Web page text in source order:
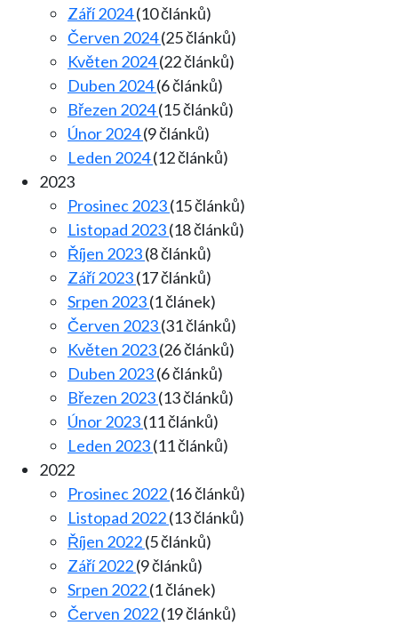
Září 2024(10 článků)
Červen 2024(25 článků)
Květen 2024(22 článků)
Duben 2024(6 článků)
Březen 2024(15 článků)
Únor 2024(9 článků)
Leden 2024(12 článků)
2023
Prosinec 2023(15 článků)
Listopad 2023(18 článků)
Říjen 2023(8 článků)
Září 2023(17 článků)
Srpen 2023(1 článek)
Červen 2023(31 článků)
Květen 2023(26 článků)
Duben 2023(6 článků)
Březen 2023(13 článků)
Únor 2023(11 článků)
Leden 2023(11 článků)
2022
Prosinec 2022(16 článků)
Listopad 2022(13 článků)
Říjen 2022(5 článků)
Září 2022(9 článků)
Srpen 2022(1 článek)
Červen 2022(19 článků)